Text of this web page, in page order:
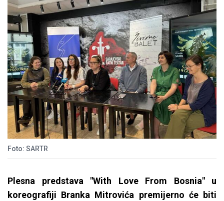
Foto: SARTR
Plesna predstava "With Love From Bosnia" u
koreografiji Branka Mitrovića premijerno će biti